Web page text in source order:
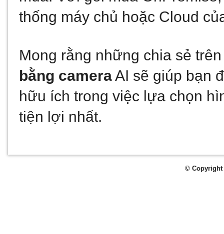
thống máy chủ hoặc Cloud
Mong rằng những chia sẻ
bằng camera AI sẽ giúp bạn
hữu ích trong việc lựa chọn
tiện lợi nhất.
© Copyright